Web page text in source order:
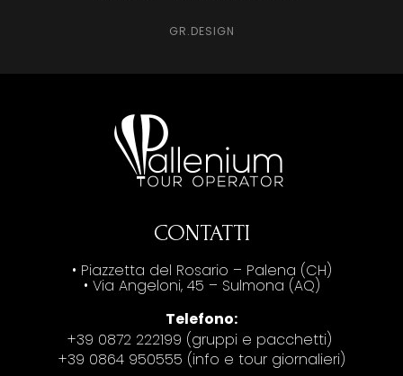
GR.DESIGN
CONTATTI
• Piazzetta del Rosario – Palena (CH)
• Via Angeloni, 45 – Sulmona (AQ)
Telefono:
+39 0872 222199 (gruppi e pacchetti)
+39 0864 950555 (info e tour giornalieri)